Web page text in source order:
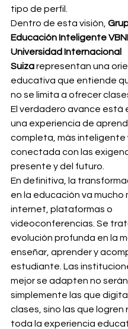
tipo de perfil.
Dentro de esta visión,
Educación Inteligente
Universidad Internacional
Suiza representan una
educativa que entiende
no se limita a ofrecer
El verdadero avance está
una experiencia de
completa, más inteligente
conectada con las
presente y del futuro.
En definitiva, la
en la educación va mucho
internet, plataformas o
videoconferencias. Se
evolución profunda en la
enseñar, aprender y
estudiante. Las
mejor se adapten no serán
simplemente las que
clases, sino las que logren
toda la experiencia